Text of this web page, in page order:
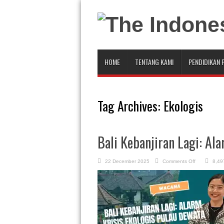
HOME TENTANG KAMI PENDIDIKAN
Tag Archives: Ekologis
Bali Kebanjiran Lagi:
22 December 2025 Comments Offon
Kebanjiran
Alarm
Ekologis
Pulau
Dewata